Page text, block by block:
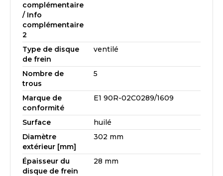
complémentaire
/ Info
complémentaire
2
Type de disque
de frein
ventilé
Nombre de
trous
5
Marque de
conformité
E1 90R-02C0289/1609
Surface
huilé
Diamètre
extérieur [mm]
302 mm
Épaisseur du
disque de frein
28 mm